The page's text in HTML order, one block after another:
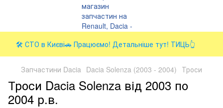
🛠️ СТО в Києві🚗 Працюємо! Детальніше тут! ТИЦЬ👆
Запчастини Dacia Dacia Solenza (2003 - 2004) Троси
Троси Dacia Solenza від 2003 по
2004 р.в.